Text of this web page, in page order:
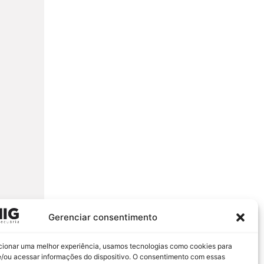
Gerenciar consentimento
uma melhor experiência, usamos tecnologias como cookies para
ou acessar informações do dispositivo. O consentimento com essas